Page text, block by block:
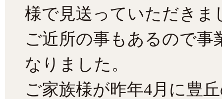
様で見送っていただきま
ご近所の事もあるので
なりました。
ご家族様が昨年4月に豊